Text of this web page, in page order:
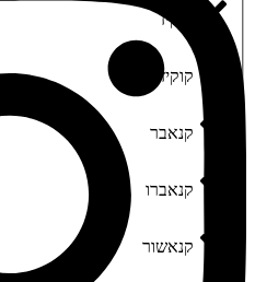
‮קוקיז איי אל‬
‮קנאבר‬
‮קנאברו‬
‮קנאשור‬